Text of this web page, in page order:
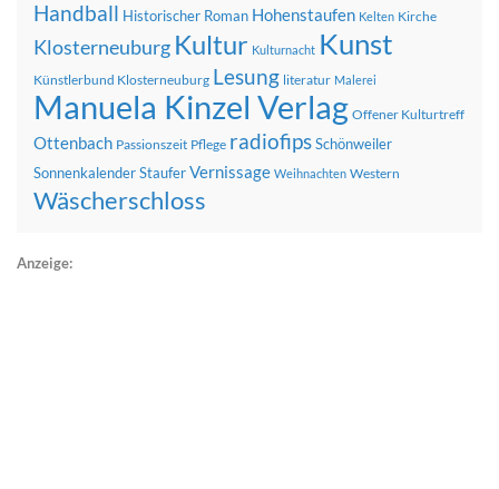
Handball Historischer Roman Hohenstaufen Kelten Kirche
Klosterneuburg Kultur Kulturnacht Kunst
Künstlerbund Klosterneuburg Lesung literatur Malerei
Manuela Kinzel Verlag Offener Kulturtreff
Ottenbach Passionszeit Pflege radiofipsSchönweiler
SonnenkalenderStauferVernissage Weihnachten Western
Wäscherschloss
Anzeige: